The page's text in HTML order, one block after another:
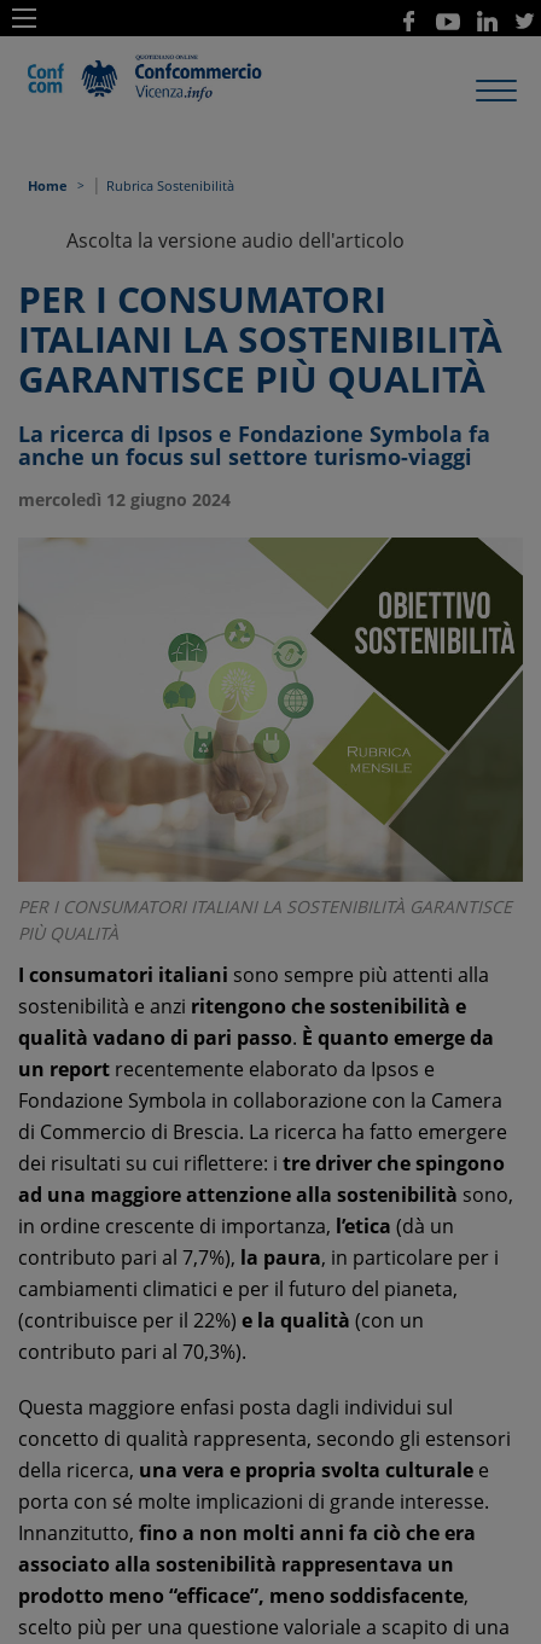
Home | Rubrica Sostenibilità
Ascolta la versione audio dell'articolo
PER I CONSUMATORI
ITALIANI LA SOSTENIBILITÀ
GARANTISCE PIÙ QUALITÀ
La ricerca di Ipsos e Fondazione Symbola fa
anche un focus sul settore turismo-viaggi
mercoledì 12 giugno 2024
PER I CONSUMATORI ITALIANI LA SOSTENIBILITÀ GARANTISCE
PIÙ QUALITÀ
I consumatori italiani sono sempre più attenti alla
sostenibilità e anzi ritengono che sostenibilità e
qualità vadano di pari passo. È quanto emerge da
un report recentemente elaborato da Ipsos e
Fondazione Symbola in collaborazione con la Camera
di Commercio di Brescia. La ricerca ha fatto emergere
dei risultati su cui riflettere: i tre driver che spingono
ad una maggiore attenzione alla sostenibilità sono,
in ordine crescente di importanza, l’etica (dà un
contributo pari al 7,7%), la paura, in particolare per i
cambiamenti climatici e per il futuro del pianeta,
(contribuisce per il 22%) e la qualità (con un
contributo pari al 70,3%).
Questa maggiore enfasi posta dagli individui sul
concetto di qualità rappresenta, secondo gli estensori
della ricerca, una vera e propria svolta culturale e
porta con sé molte implicazioni di grande interesse.
Innanzitutto, fino a non molti anni fa ciò che era
associato alla sostenibilità rappresentava un
prodotto meno “efficace”, meno soddisfacente,
scelto più per una questione valoriale a scapito di una